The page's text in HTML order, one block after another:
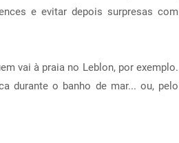
e evitar depois surpresas com
vai à praia no Leblon, por exemplo.
durante o banho de mar... ou, pelo